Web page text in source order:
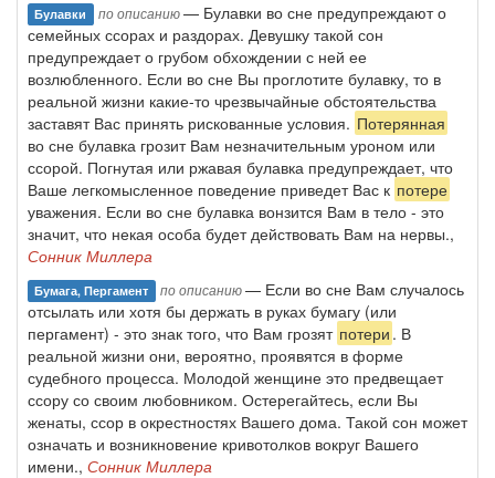
Булавки по описанию— Булавки во сне предупреждают о
семейных ссорах и раздорах. Девушку такой сон
предупреждает о грубом обхождении с ней ее
возлюбленного. Если во сне Вы проглотите булавку, то в
реальной жизни какие-то чрезвычайные обстоятельства
заставят Вас принять рискованные условия. Потерянная
во сне булавка грозит Вам незначительным уроном или
ссорой. Погнутая или ржавая булавка предупреждает, что
Ваше легкомысленное поведение приведет Вас к потере
уважения. Если во сне булавка вонзится Вам в тело - это
значит, что некая особа будет действовать Вам на нервы.,
Сонник Миллера
Бумага, Пергамент по описанию— Если во сне Вам случалось
отсылать или хотя бы держать в руках бумагу (или
пергамент) - это знак того, что Вам грозят потери . В
реальной жизни они, вероятно, проявятся в форме
судебного процесса. Молодой женщине это предвещает
ссору со своим любовником. Остерегайтесь, если Вы
женаты, ссор в окрестностях Вашего дома. Такой сон может
означать и возникновение кривотолков вокруг Вашего
имени., Сонник Миллера